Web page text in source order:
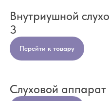
Внутриушной
3
Перейти к товару
Слуховой аппарат